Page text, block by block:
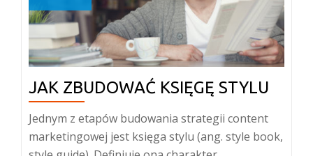
JAK ZBUDOWAĆ KSIĘGĘ STYLU
Jednym z etapów budowania strategii content
marketingowej jest księga stylu (ang. style book,